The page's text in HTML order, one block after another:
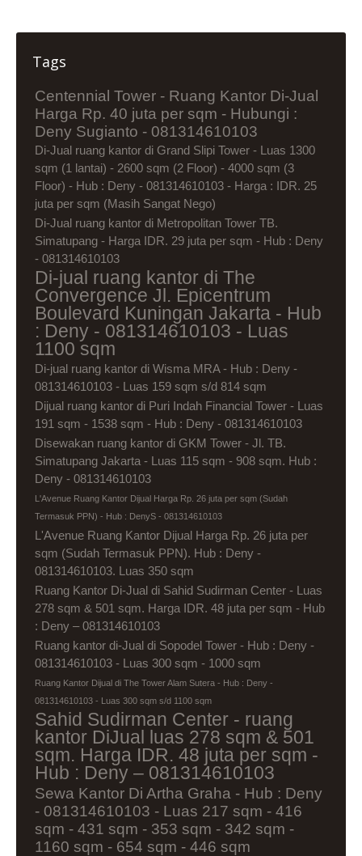
Tags
Centennial Tower - Ruang Kantor Di-Jual
Harga Rp. 40 juta per sqm - Hubungi :
Deny Sugianto - 081314610103
Di-Jual ruang kantor di Grand Slipi Tower - Luas 1300
sqm (1 lantai) - 2600 sqm (2 Floor) - 4000 sqm (3
Floor) - Hub : Deny - 081314610103 - Harga : IDR. 25
juta per sqm (Masih Sangat Nego)
Di-Jual ruang kantor di Metropolitan Tower TB.
Simatupang - Harga IDR. 29 juta per sqm - Hub : Deny
- 081314610103
Di-jual ruang kantor di The
Convergence Jl. Epicentrum
Boulevard Kuningan Jakarta - Hub
: Deny - 081314610103 - Luas
1100 sqm
Di-jual ruang kantor di Wisma MRA - Hub : Deny -
081314610103 - Luas 159 sqm s/d 814 sqm
Dijual ruang kantor di Puri Indah Financial Tower - Luas
191 sqm - 1538 sqm - Hub : Deny - 081314610103
Disewakan ruang kantor di GKM Tower - Jl. TB.
Simatupang Jakarta - Luas 115 sqm - 908 sqm. Hub :
Deny - 081314610103
L'Avenue Ruang Kantor Dijual Harga Rp. 26 juta per sqm (Sudah
Termasuk PPN) - Hub : DenyS - 081314610103
L'Avenue Ruang Kantor Dijual Harga Rp. 26 juta per
sqm (Sudah Termasuk PPN). Hub : Deny -
081314610103. Luas 350 sqm
Ruang Kantor Di-Jual di Sahid Sudirman Center - Luas
278 sqm & 501 sqm. Harga IDR. 48 juta per sqm - Hub
: Deny – 081314610103
Ruang kantor di-Jual di Sopodel Tower - Hub : Deny -
081314610103 - Luas 300 sqm - 1000 sqm
Ruang Kantor Dijual di The Tower Alam Sutera - Hub : Deny -
081314610103 - Luas 300 sqm s/d 1100 sqm
Sahid Sudirman Center - ruang
kantor DiJual luas 278 sqm & 501
sqm. Harga IDR. 48 juta per sqm -
Hub : Deny – 081314610103
Sewa Kantor Di Artha Graha - Hub : Deny
- 081314610103 - Luas 217 sqm - 416
sqm - 431 sqm - 353 sqm - 342 sqm -
1160 sqm - 654 sqm - 446 sqm